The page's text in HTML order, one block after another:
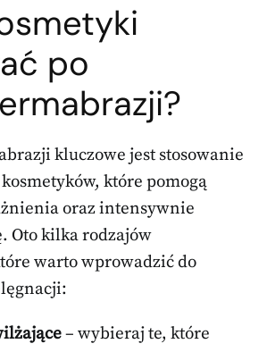
po
kluczowe jest stosowanie
które pomogą
oraz intensywnie
Oto kilka rodzajów
warto wprowadzić do
– wybieraj te, które